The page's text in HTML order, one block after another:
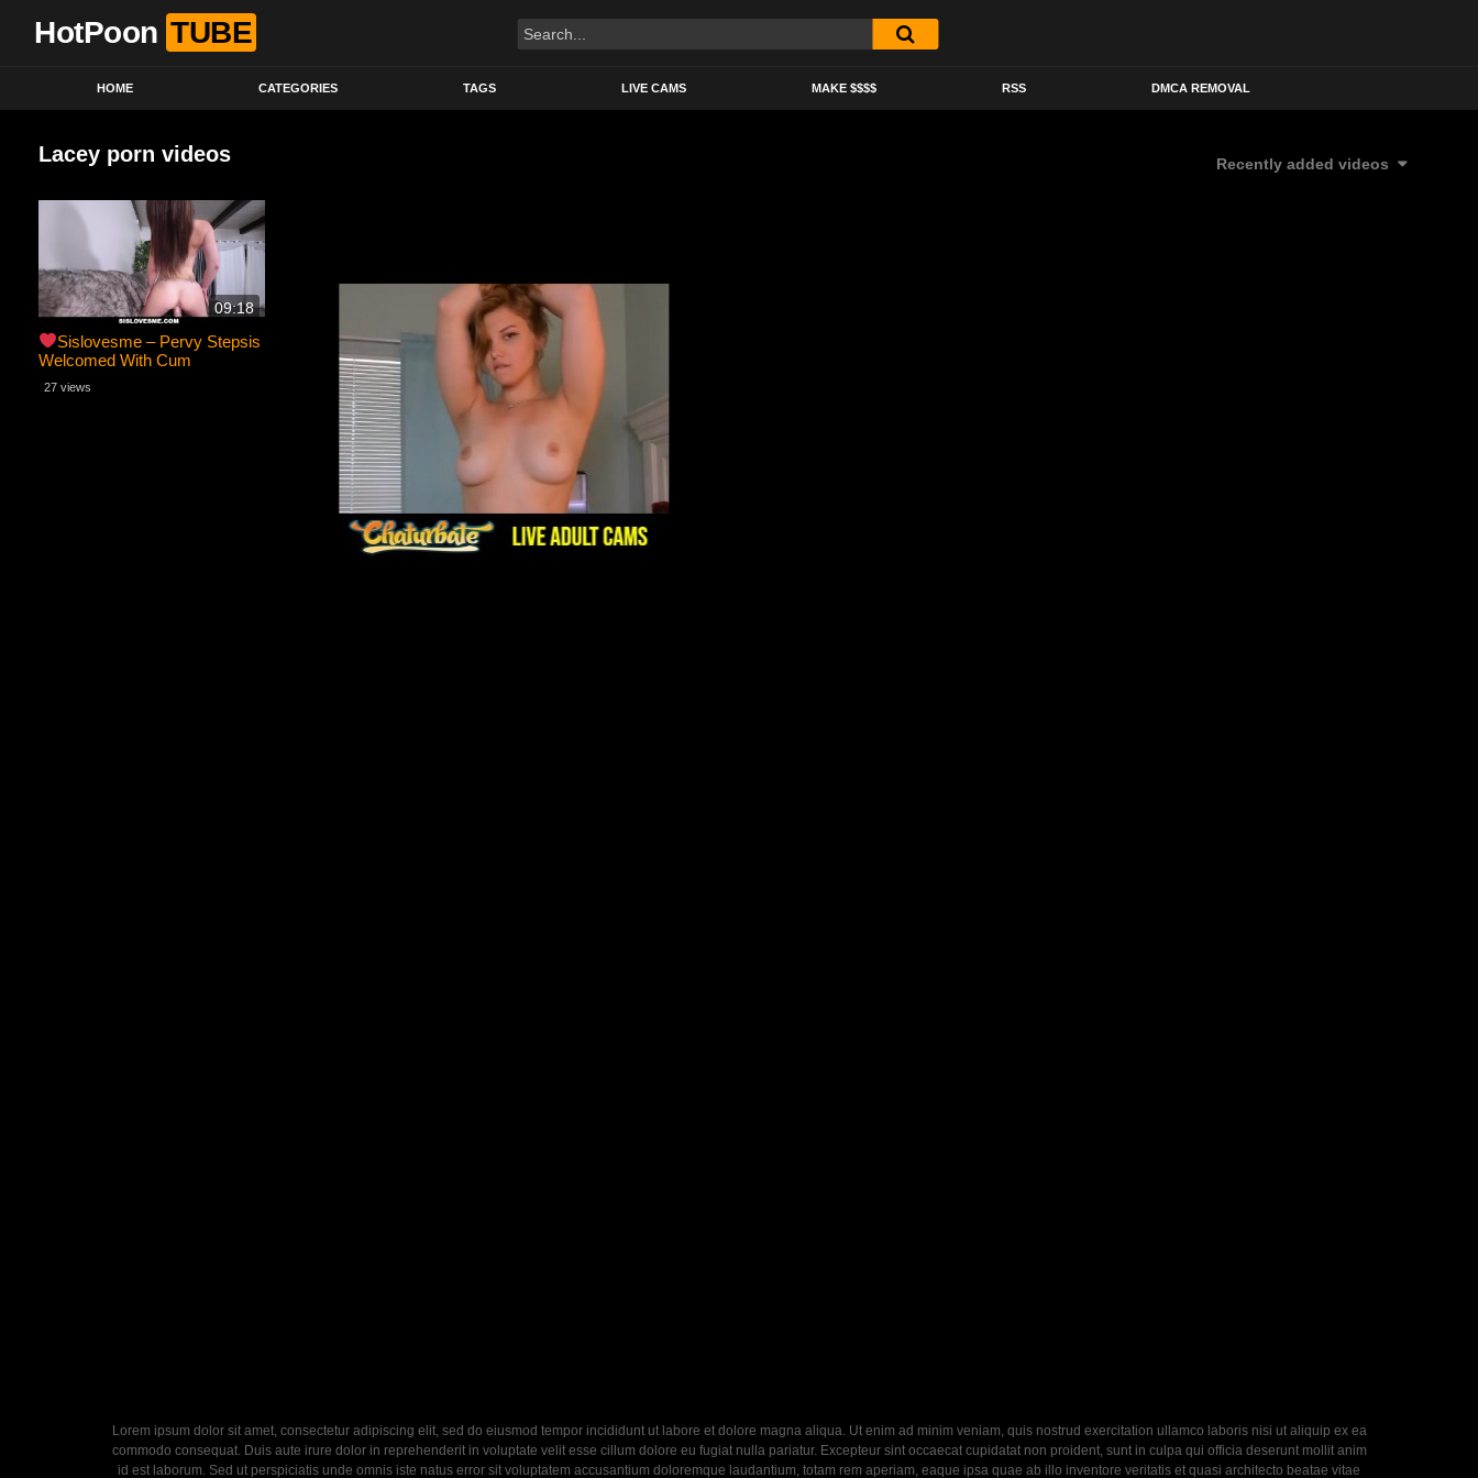
HotPoon TUBE
HOME CATEGORIES TAGS LIVE CAMS MAKE $$$$ RSS DMCA REMOVAL
Lacey porn videos Recently added videos
09:18
Sislovesme – Pervy Stepsis
Welcomed With Cum
27 views
Lorem ipsum dolor sit amet, consectetur adipiscing elit, sed do eiusmod tempor incididunt ut labore et dolore magna aliqua. Ut enim ad minim veniam, quis nostrud exercitation ullamco laboris nisi ut aliquip ex ea
commodo consequat. Duis aute irure dolor in reprehenderit in voluptate velit esse cillum dolore eu fugiat nulla pariatur. Excepteur sint occaecat cupidatat non proident, sunt in culpa qui officia deserunt mollit anim
id est laborum. Sed ut perspiciatis unde omnis iste natus error sit voluptatem accusantium doloremque laudantium, totam rem aperiam, eaque ipsa quae ab illo inventore veritatis et quasi architecto beatae vitae